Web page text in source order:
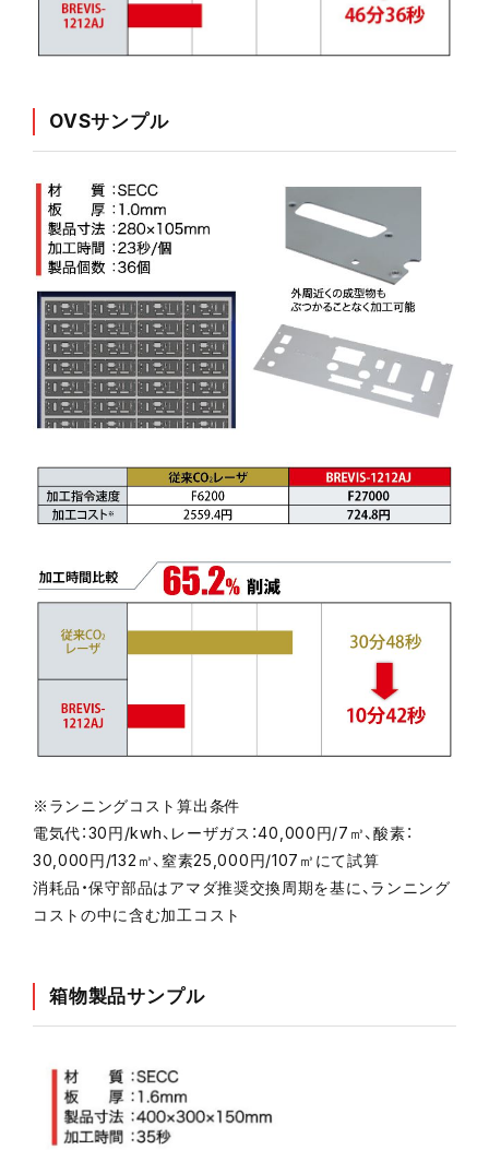
OVSサンプル
※ランニングコスト算出条件
電気代：30円/kwh、レーザガス：40,000円/7㎥、酸素：
30,000円/132㎥、窒素25,000円/107㎥にて試算
消耗品・保守部品はアマダ推奨交換周期を基に、ランニング
コストの中に含む加工コスト
箱物製品サンプル